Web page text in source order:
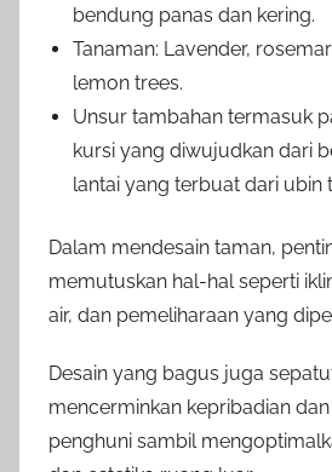
bendung panas dan kering.
Tanaman: Lavender,
lemon trees.
Unsur tambahan termasuk
kursi yang diwujudkan dari
lantai yang terbuat dari ubin
Dalam mendesain taman,
memutuskan hal-hal seperti
air, dan pemeliharaan yang
Desain yang bagus juga
mencerminkan kepribadian
penghuni sambil